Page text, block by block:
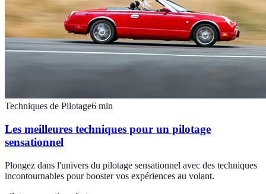
Techniques de Pilotage6 min
Les meilleures techniques pour un pilotage
sensationnel
Plongez dans l'univers du pilotage sensationnel avec des techniques
incontournables pour booster vos expériences au volant.